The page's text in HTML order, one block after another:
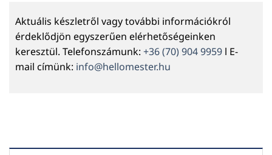
Aktuális készletről vagy további információkról
érdeklődjön egyszerűen elérhetőségeinken
keresztül. Telefonszámunk: +36 (70) 904 9959 l E-
mail címünk: info@hellomester.hu